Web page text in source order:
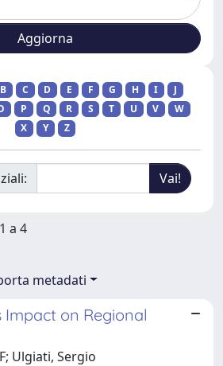
B C D E F G H I
J
P Q R S T U V
W
X
Y Z
a 4
metadati
Impact on Regional
Ulgiati, Sergio